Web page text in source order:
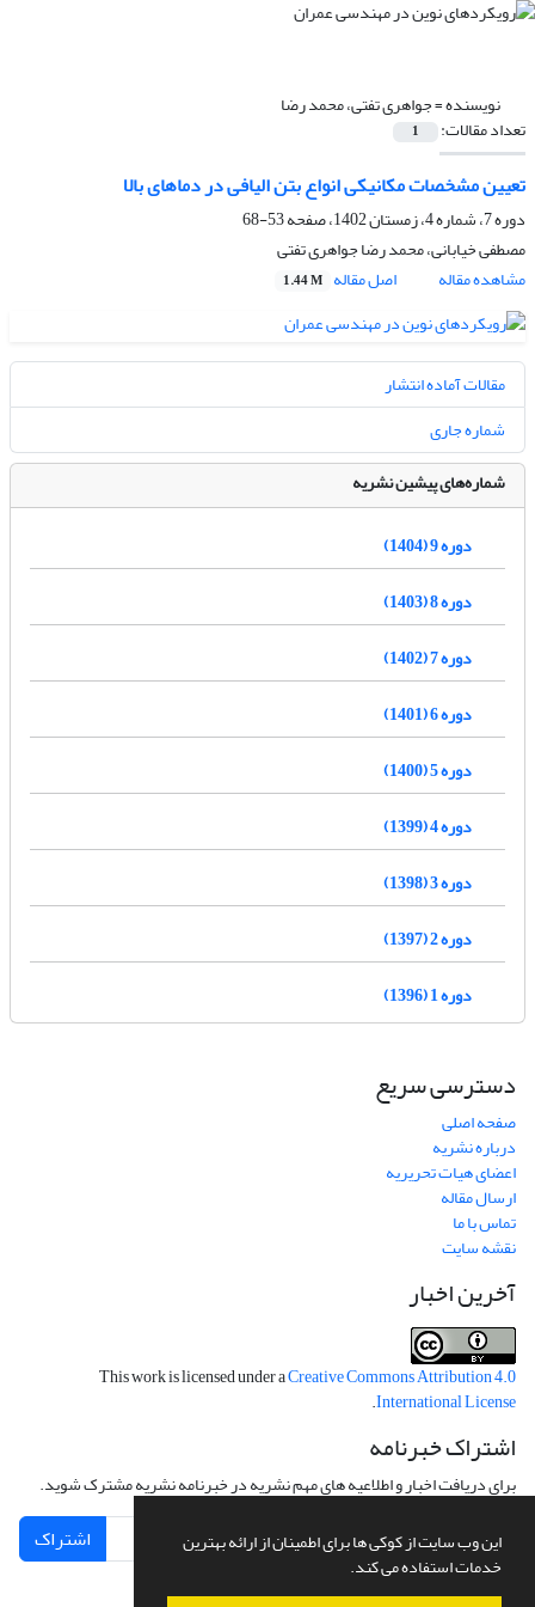
این وب سایت از کوکی ها برای اطمینان از ارائه بهترین
خدمات استفاده می کند.
نویسنده =جواهری تفتی، محمد رضا
تعداد مقالات: 1
تعیین مشخصات مکانیکی انواع بتن الیافی در دماهای بالا
دوره 7، شماره 4، زمستان 1402، صفحه
53-68
مصطفی خیابانی، محمد رضا جواهری تفتی
مشاهده مقاله
اصل مقاله 1.44 M
مقالات آماده انتشار
شماره جاری
شماره‌های پیشین نشریه
دوره 9 (1404)
دوره 8 (1403)
دوره 7 (1402)
دوره 6 (1401)
دوره 5 (1400)
دوره 4 (1399)
دوره 3 (1398)
دوره 2 (1397)
دوره 1 (1396)
دسترسی سریع
صفحه اصلی
درباره نشریه
اعضای هیات تحریریه
ارسال مقاله
تماس با ما
نقشه سایت
آخرین اخبار
This work is licensed under aCreative Commons Attribution 4.0
International License
.
اشتراک خبرنامه
برای دریافت اخبار و اطلاعیه های مهم نشریه در خبرنامه نشریه مشترک شوید.
اشتراک